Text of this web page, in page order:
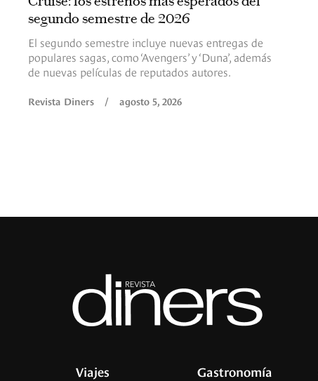
segundo semestre de 2026
El segundo semestre incluye nuevas entregas de
populares sagas, como ‘Avengers’ y ‘Duna’, además
de nuevas películas de reputados autores.
Revista Diners / agosto 5, 2026
Viajes Gastronomía